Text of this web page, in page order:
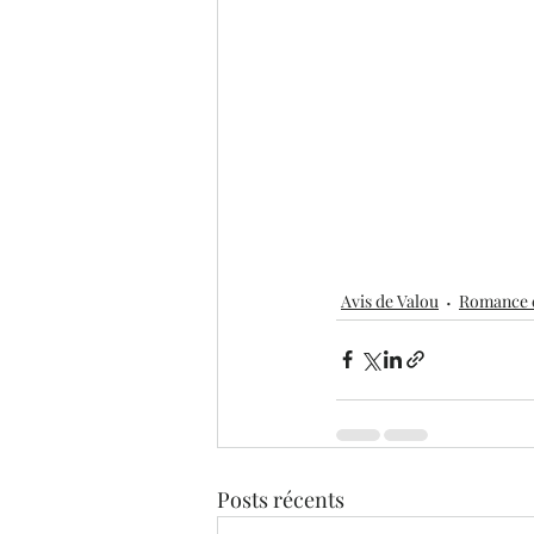
Avis de Valou
Posts récents